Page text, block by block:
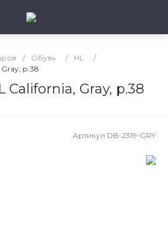
/ Обувь / HL
/
р.38
California, Gray, р.38
Артикул DB-2319-GRY